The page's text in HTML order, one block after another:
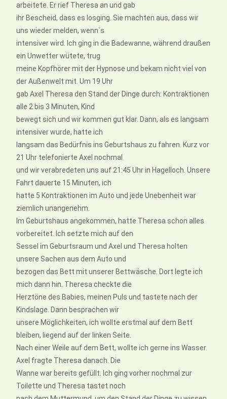
arbeitete. Er rief Theresa an und gab
ihr Bescheid, dass es losging. Sie machten aus, dass wir
uns wieder melden, wenn`s
intensiver wird. Ich ging in die Badewanne, während draußen
ein Unwetter wütete, trug
meine Kopfhörer mit der Hypnose und bekam nicht viel von
der Außenwelt mit. Um 19 Uhr
gab Axel Theresa den Stand der Dinge durch: Kontraktionen
alle 2 bis 3 Minuten, Kind
bewegt sich und wir kommen gut klar. Dann, als es langsam
intensiver wurde, hatte ich
langsam das Bedürfnis ins Geburtshaus zu fahren. Kurz vor
21 Uhr telefonierte Axel nochmal
und wir verabredeten uns auf 21:45 Uhr in Hagelloch. Unsere
Fahrt dauerte 15 Minuten, ich
hatte 5 Kontraktionen im Auto und jede Unebenheit war
ziemlich unangenehm.
Im Geburtshaus angekommen, hatte Theresa schon alles
vorbereitet. Ich setzte mich auf den
Sessel im Geburtsraum und Axel und Theresa holten
unsere Sachen aus dem Auto und
bezogen das Bett mit unserer Bettwäsche. Dort legte ich
mich dann hin. Theresa checkte die
Herztöne des Babies, meinen Puls und tastete nach der
Kindslage. Dann besprachen wir
unsere Möglichkeiten, ich wollte erstmal auf dem Bett
bleiben, liegend auf der linken Seite.
Nach einer Weile auf dem Bett, wollte ich gerne ins Wasser.
Axel fragte Theresa danach. Die
Wanne war bereits gefüllt. Ich ging vorher nochmal zur
Toilette und Theresa tastet noch